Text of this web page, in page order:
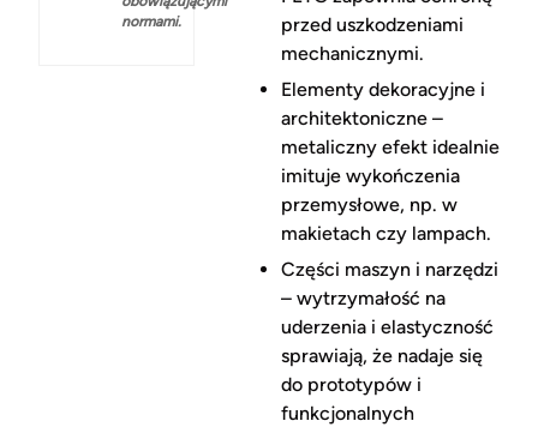
normami.
przed uszkodzeniami
mechanicznymi.
Elementy dekoracyjne i
architektoniczne –
metaliczny efekt idealnie
imituje wykończenia
przemysłowe, np. w
makietach czy lampach.
Części maszyn i narzędzi
– wytrzymałość na
uderzenia i elastyczność
sprawiają, że nadaje się
do prototypów i
funkcjonalnych